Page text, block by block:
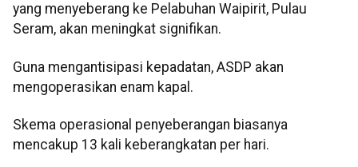
yang menyeberang ke Pelabuhan Waipirit, Pulau
Seram, akan meningkat signifikan.
Guna mengantisipasi kepadatan, ASDP akan
mengoperasikan enam kapal.
Skema operasional penyeberangan biasanya
mencakup 13 kali keberangkatan per hari.